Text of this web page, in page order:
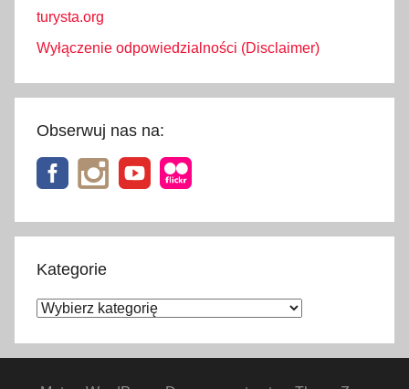
turysta.org
Wyłączenie odpowiedzialności (Disclaimer)
Obserwuj nas na:
Kategorie
Kategorie